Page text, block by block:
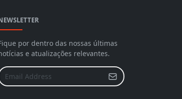
por dentro das nossas últimas
e atualizações relevantes.